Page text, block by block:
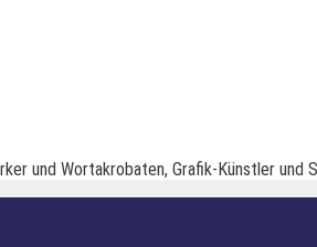
und Wortakrobaten, Grafik-Künstler und